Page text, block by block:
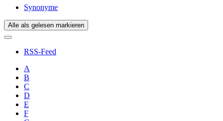
Synonyme
Alle als gelesen markieren
RSS-Feed
A
B
C
D
E
F